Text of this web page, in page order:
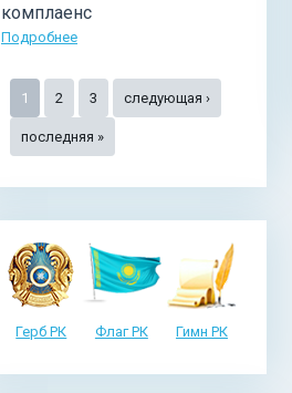
комплаенс
Подробнее
Страницы
1 2 3 следующая ›
последняя »
Герб РК Флаг РК Гимн РК